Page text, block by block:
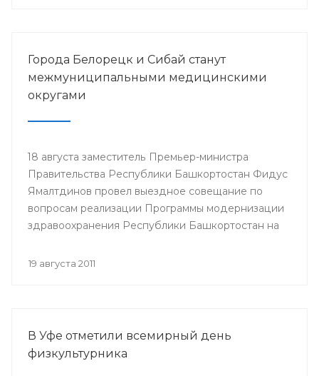
Города Белорецк и Сибай станут
межмуниципальными медицинскими
округами
18 августа заместитель Премьер-министра
Правительства Республики Башкортостан Фидус
Ямалтдинов провел выездное совещание по
вопросам реализации Программы модернизации
здравоохранения Республики Башкортостан на
19 августа 2011
В Уфе отметили всемирный день
физкультурника